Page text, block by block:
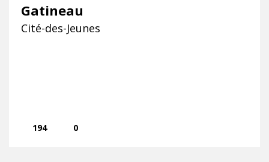
Gatineau
Cité-des-Jeunes
194 0